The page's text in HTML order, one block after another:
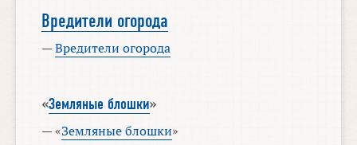
Вредители огорода
—Вредители огорода
«Земляные блошки»
— «Земляные блошки»